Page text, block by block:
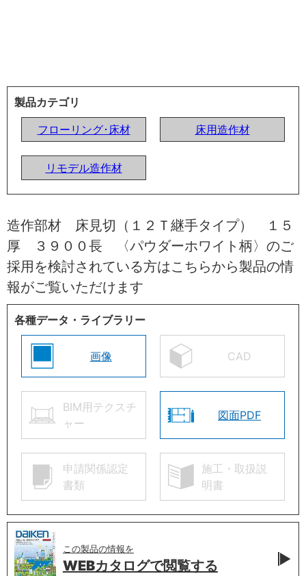
製品カテゴリ
フローリング･床材
床用造作材
リモデル造作材
造作部材 床見切（１２Ｔ継手タイプ） １５
厚 ３９００長 〈パウダーホワイト柄〉のご
採用を検討されている方はこちらから製品の情
報がご覧いただけます
各種データ・ライブラリー
画像 CAD
BIM用テクスチ
ャー
図面PDF
申請関係認定
書類
施工・取扱説
明書
この製品の情報を
WEBカタログで閲覧する